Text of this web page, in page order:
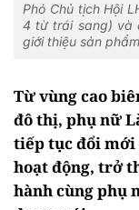
Phó Chủ tịch Hội
4 từ trái sang) và
giới thiệu sản
Từ vùng cao
đô thị, phụ nữ
tiếp tục đổi mới
hoạt động, trở
hành cùng phụ